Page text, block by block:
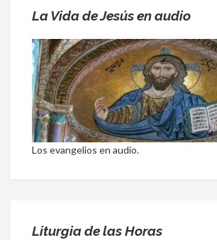
La Vida de Jesús en audio
Los evangelios en audio.
Liturgia de las Horas